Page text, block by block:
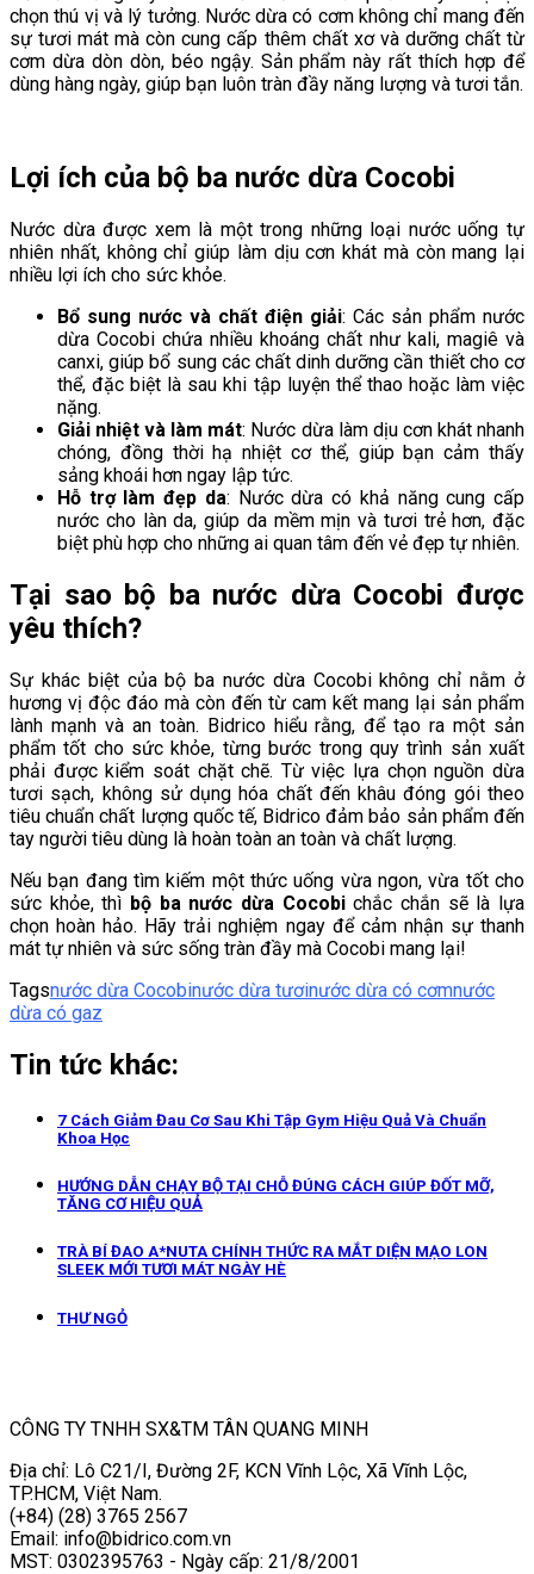
chọn thú vị và lý tưởng. Nước dừa có cơm không chỉ mang đến
sự tươi mát mà còn cung cấp thêm chất xơ và dưỡng chất từ
cơm dừa dòn dòn, béo ngậy. Sản phẩm này rất thích hợp để
dùng hàng ngày, giúp bạn luôn tràn đầy năng lượng và tươi tắn.
Lợi ích của bộ ba nước dừa Cocobi
Nước dừa được xem là một trong những loại nước uống tự
nhiên nhất, không chỉ giúp làm dịu cơn khát mà còn mang lại
nhiều lợi ích cho sức khỏe.
Bổ sung nước và chất điện giải: Các sản phẩm nước
dừa Cocobi chứa nhiều khoáng chất như kali, magiê và
canxi, giúp bổ sung các chất dinh dưỡng cần thiết cho cơ
thể, đặc biệt là sau khi tập luyện thể thao hoặc làm việc
nặng.
Giải nhiệt và làm mát: Nước dừa làm dịu cơn khát nhanh
chóng, đồng thời hạ nhiệt cơ thể, giúp bạn cảm thấy
sảng khoái hơn ngay lập tức.
Hỗ trợ làm đẹp da: Nước dừa có khả năng cung cấp
nước cho làn da, giúp da mềm mịn và tươi trẻ hơn, đặc
biệt phù hợp cho những ai quan tâm đến vẻ đẹp tự nhiên.
Tại sao bộ ba nước dừa Cocobi được
yêu thích?
Sự khác biệt của bộ ba nước dừa Cocobi không chỉ nằm ở
hương vị độc đáo mà còn đến từ cam kết mang lại sản phẩm
lành mạnh và an toàn. Bidrico hiểu rằng, để tạo ra một sản
phẩm tốt cho sức khỏe, từng bước trong quy trình sản xuất
phải được kiểm soát chặt chẽ. Từ việc lựa chọn nguồn dừa
tươi sạch, không sử dụng hóa chất đến khâu đóng gói theo
tiêu chuẩn chất lượng quốc tế, Bidrico đảm bảo sản phẩm đến
tay người tiêu dùng là hoàn toàn an toàn và chất lượng.
Nếu bạn đang tìm kiếm một thức uống vừa ngon, vừa tốt cho
sức khỏe, thì bộ ba nước dừa Cocobichắc chắn sẽ là lựa
chọn hoàn hảo. Hãy trải nghiệm ngay để cảm nhận sự thanh
mát tự nhiên và sức sống tràn đầy mà Cocobi mang lại!
Tagsnước dừa Cocobinước dừa tươinước dừa có cơmnước
dừa có gaz
Tin tức khác:
7 Cách Giảm Đau Cơ Sau Khi Tập Gym Hiệu Quả Và Chuẩn
Khoa Học
HƯỚNG DẪN CHẠY BỘ TẠI CHỖ ĐÚNG CÁCH GIÚP ĐỐT MỠ,
TĂNG CƠ HIỆU QUẢ
TRÀ BÍ ĐAO A*NUTA CHÍNH THỨC RA MẮT DIỆN MẠO LON
SLEEK MỚI TƯƠI MÁT NGÀY HÈ
THƯ NGỎ
CÔNG TY TNHH SX&TM TÂN QUANG MINH
Địa chỉ: Lô C21/I, Đường 2F, KCN Vĩnh Lộc, Xã Vĩnh Lộc,
TP.HCM, Việt Nam.
(+84) (28) 3765 2567
Email: info@bidrico.com.vn
MST: 0302395763 - Ngày cấp: 21/8/2001